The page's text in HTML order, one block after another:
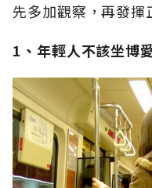
先多加觀察，再發揮
1、年輕人不該坐博